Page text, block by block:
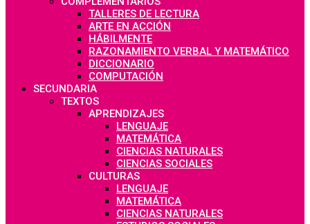
TALLERES DE LECTURA
ARTE EN ACCIÓN
HÁBILMENTE
RAZONAMIENTO VERBAL Y MATEMÁTICO
DICCIONARIO
COMPUTACIÓN
SECUNDARIA
TEXTOS
APRENDIZAJES
LENGUAJE
MATEMÁTICA
CIENCIAS NATURALES
CIENCIAS SOCIALES
CULTURAS
LENGUAJE
MATEMÁTICA
CIENCIAS NATURALES